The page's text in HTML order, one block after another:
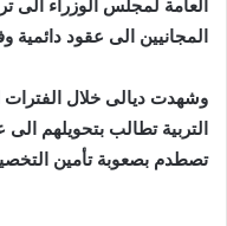
العامة لمجلس الوزراء الى
المجانيين الى عقود دائمية وفق
وشهدت ديالى خلال
التربية تطالب بتحويلهم
تصطدم بصعوبة تأمين